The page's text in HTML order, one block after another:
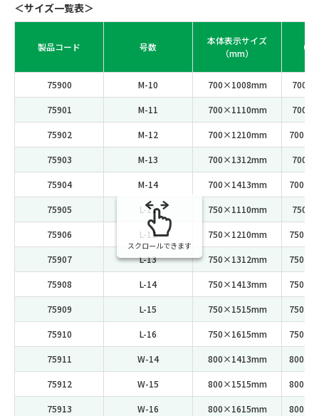
＜サイズ一覧表＞
製品コード 号数
本体表示サイズ
（mm）
（
75900 M-10 700×1008mm
75901 M-11 700×1110mm
75902 M-12 700×1210mm
75903 M-13 700×1312mm
75904 M-14 700×1413mm
75905 L-11 750×1110mm
75906 L-12 750×1210mm
75907 L-13 750×1312mm
75908 L-14 750×1413mm
75909 L-15 750×1515mm
75910 L-16 750×1615mm
75911 W-14 800×1413mm
75912 W-15 800×1515mm
75913 W-16 800×1615mm
スクロールできます